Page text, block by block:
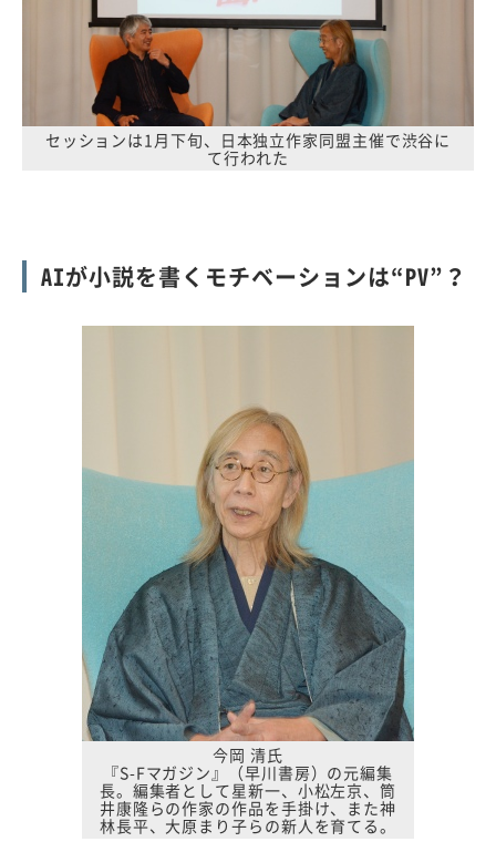
セッションは1月下旬、日本独立作家同盟主催で渋谷に
て行われた
AIが小説を書くモチベーションは“PV”？
今岡 清氏
『S-Fマガジン』（早川書房）の元編集
長。編集者として星新一、小松左京、筒
井康隆らの作家の作品を手掛け、また神
林長平、大原まり子らの新人を育てる。